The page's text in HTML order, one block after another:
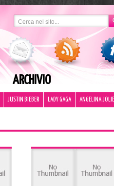
ARCHIVIO
JUSTIN BIEBER LADY GAGA ANGELINA JOLIE